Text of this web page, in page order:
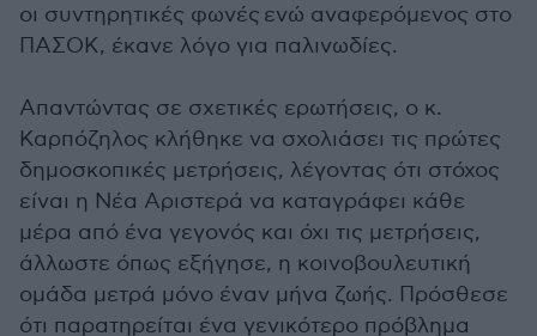
οι συντηρητικές φωνές ενώ αναφερόμενος στο
ΠΑΣΟΚ, έκανε λόγο για παλινωδίες.
Απαντώντας σε σχετικές ερωτήσεις, ο κ.
Καρπόζηλος κλήθηκε να σχολιάσει τις πρώτες
δημοσκοπικές μετρήσεις, λέγοντας ότι στόχος
είναι η Νέα Αριστερά να καταγράφει κάθε
μέρα από ένα γεγονός και όχι τις μετρήσεις,
άλλωστε όπως εξήγησε, η κοινοβουλευτική
ομάδα μετρά μόνο έναν μήνα ζωής. Πρόσθεσε
ότι παρατηρείται ένα γενικότερο πρόβλημα